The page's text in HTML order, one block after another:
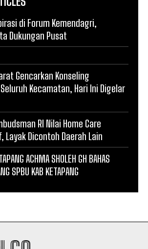
di Forum Kemendagri,
Dukungan Pusat
Gencarkan Konseling
Kecamatan, Hari Ini Digelar
RI Nilai Home Care
Layak Dicontoh Daerah Lain
ACHMA SHOLEH GH BAHAS
SPBU KAB KETAPANG